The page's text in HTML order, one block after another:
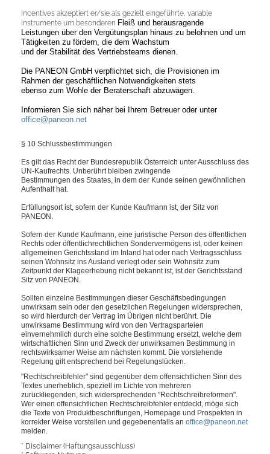
Incentives akzeptiert er/sie als gezielt eingeführte, variable
Instrumente um besonderen Fleiß und herausragende
Leistungen über den Vergütungsplan hinaus zu belohnen und um
Tätigkeiten zu fördern, die dem Wachstum
und der Stabilität des Vertriebsteams dienen.
Die PANEON GmbH verpflichtet sich, die Provisionen im
Rahmen der geschäftlichen Notwendigkeiten stets
ebenso zum Wohle der Beraterschaft abzuwägen.
Informieren Sie sich näher bei Ihrem Betreuer oder unter
office@paneon.net
§ 10 Schlussbestimmungen
Es gilt das Recht der Bundesrepublik Österreich unter Ausschluss des
UN-Kaufrechts. Unberührt bleiben zwingende
Bestimmungen des Staates, in dem der Kunde seinen gewöhnlichen
Aufenthalt hat.
Erfüllungsort ist, sofern der Kunde Kaufmann ist, der Sitz von
PANEON.
Sofern der Kunde Kaufmann, eine juristische Person des öffentlichen
Rechts oder öffentlichrechtlichen Sondervermögens ist, oder keinen
allgemeinen Gerichtsstand im Inland hat oder nach Vertragsschluss
seinen Wohnsitz ins Ausland verlegt oder sein Wohnsitz zum
Zeitpunkt der Klageerhebung nicht bekannt ist, ist der Gerichtsstand
Sitz von PANEON.
Sollten einzelne Bestimmungen dieser Geschäftsbedingungen
unwirksam sein oder den gesetzlichen Regelungen widersprechen,
so wird hierdurch der Vertrag im Übrigen nicht berührt. Die
unwirksame Bestimmung wird von den Vertragsparteien
einvernehmlich durch eine solche Bestimmung ersetzt, welche dem
wirtschaftlichen Sinn und Zweck der unwirksamen Bestimmung in
rechtswirksamer Weise am nächsten kommt. Die vorstehende
Regelung gilt entsprechend bei Regelungslücken.
"Rechtschreibfehler" sind gegenüber dem offensichtlichen Sinn des
Textes unerheblich, speziell im Lichte von mehreren
zurückliegenden, sich widersprechenden "Rechtschreibreformen".
Wer einen offensichtlichen Rechtschreibfehler entdeckt, möge sich
die Texte von Produktbeschriftungen, Homepage und Prospekten in
korrekter Weise vorstellen und gegebenenfalls an office@paneon.net
melden.
* Disclaimer (Haftungsausschluss)